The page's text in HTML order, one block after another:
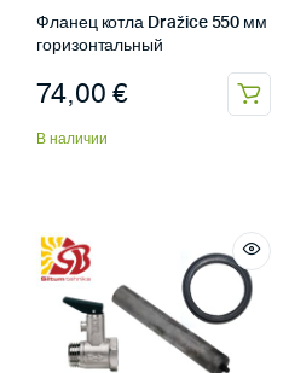
Фланец котла Dražice 550 мм
горизонтальный
74,00 €
В наличии